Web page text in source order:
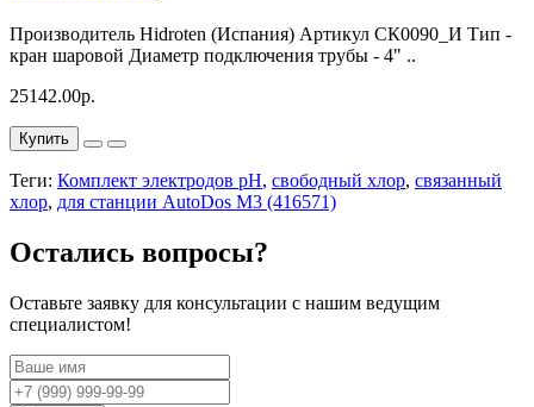
Производитель Hidroten (Испания) Артикул СК0090_И Тип -
кран шаровой Диаметр подключения трубы - 4" ..
25142.00р.
Купить
Теги: Комплект электродов pH, свободный хлор, связанный
хлор, для станции AutoDos M3 (416571)
Остались вопросы?
Оставьте заявку для консультации с нашим ведущим
специалистом!